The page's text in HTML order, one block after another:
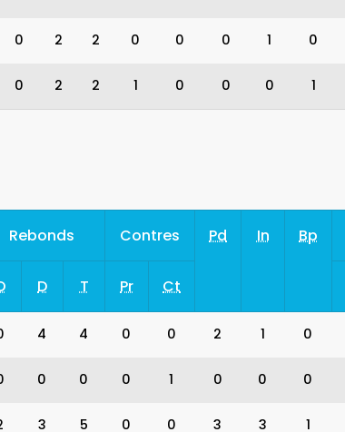
0 2 2 0 0 0 1 0
0 2 2 1 0 0 0 1
Rebonds Contres Pd In Bp
D T Pr Ct
4 4 0 0 2 1 0
0 0 0 1 0 0 0
3 5 0 0 3 3 1